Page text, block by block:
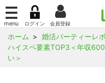
ホーム
婚活パーティーレ
ハイスペ要素TOP3＜年収
い＞